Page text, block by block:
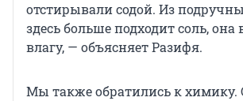
отстирывали содой. Из
здесь больше подходит соль, она
влагу, — объясняет Разифя.
Мы также обратились к химику.